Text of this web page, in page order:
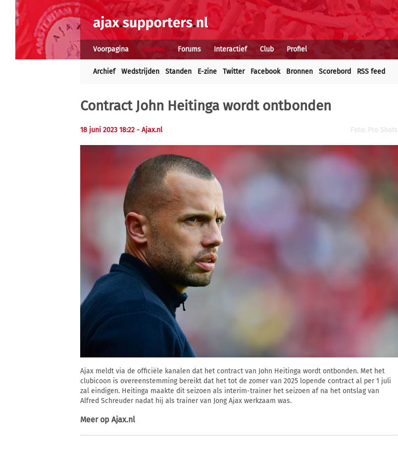
Voorpagina Nieuws Forums Interactief Club Profiel
Archief Wedstrijden Standen E-zine Twitter Facebook Bronnen Scorebord RSS feed
Contract John Heitinga wordt ontbonden
18 juni 2023 18:22 - Ajax.nl Foto: Pro Shots
Ajax meldt via de officiële kanalen dat het contract van John Heitinga wordt ontbonden. Met het
clubicoon is overeenstemming bereikt dat het tot de zomer van 2025 lopende contract al per 1 juli
zal eindigen. Heitinga maakte dit seizoen als interim-trainer het seizoen af na het ontslag van
Alfred Schreuder nadat hij als trainer van Jong Ajax werkzaam was.
Meer op Ajax.nl